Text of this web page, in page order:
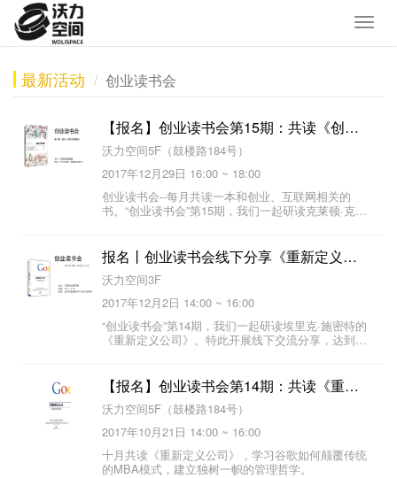
最新活动 创业读书会
【报名】创业读书会第15期：共读《创新者的窘境》
沃力空间5F（鼓楼路184号）
2017年12月29日 16:00 ~ 18:00
创业读书会--每月共读一本和创业、互联网相关的
书。“创业读书会”第15期，我们一起研读克莱顿·克里
报名丨创业读书会线下分享《重新定义公司》
沃力空间3F
2017年12月2日 14:00 ~ 16:00
“创业读书会”第14期，我们一起研读埃里克·施密特的
《重新定义公司》。特此开展线下交流分享，达到大
【报名】创业读书会第14期：共读《重新定义公司》
沃力空间5F（鼓楼路184号）
2017年10月21日 14:00 ~ 16:00
十月共读《重新定义公司》，学习谷歌如何颠覆传统
的MBA模式，建立独树一帜的管理哲学。